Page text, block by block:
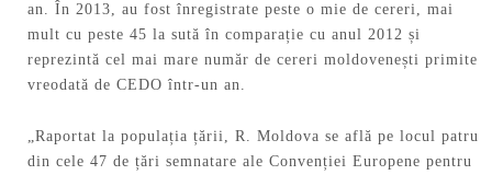
an. În 2013, au fost înregistrate peste o mie de cereri, mai
mult cu peste 45 la sută în comparație cu anul 2012 și
reprezintă cel mai mare număr de cereri moldovenești primite
vreodată de CEDO într-un an.
„Raportat la populația țării, R. Moldova se află pe locul patru
din cele 47 de țări semnatare ale Convenției Europene pentru